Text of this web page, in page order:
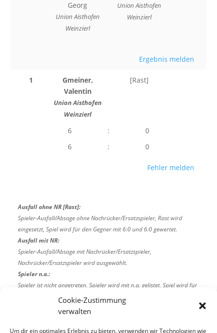
Cookie-Zustimmung
verwalten
Um dir ein optimales Erlebnis zu bieten, verwenden wir Technologien wie
Georg
Union Aisthofen
Weinzierl
Union Aisthofen
Weinzierl
Ergebnis melden
1
Gmeiner,
Valentin
Union Aisthofen
Weinzierl
[Rast]
6 :
0
6
: 0
Fehler melden
Ausfall ohne NR [Rast]:
Spieler-Ausfall/Absage ohne Nachrücker/Ersatzspieler, Rast wird
eingesetzt, Spiel wird für den Gegner mit 6:0 und 6:0 gewertet.
Ausfall mit NR:
Spieler-Ausfall/Absage mit Nachrücker/Ersatzspieler,
Nachrücker/Ersatzspieler wird ausgewählt.
Spieler n.a.:
Spieler ist nicht angetreten, Spieler wird mit n.a. gelistet, Spiel wird für
den Gegner mit 6:0 und 6:0 gewertet.